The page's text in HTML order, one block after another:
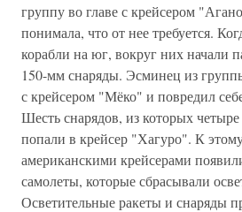
группу во главе с крейсером
понимала, что от нее требуется.
корабли на юг, вокруг них начали
150-мм снаряды. Эсминец из
с крейсером "Мёко" и повредил
Шесть снарядов, из которых четыре
попали в крейсер "Хагуро". К
американскими крейсерами
самолеты, которые сбрасывали
Осветительные ракеты и снаряды